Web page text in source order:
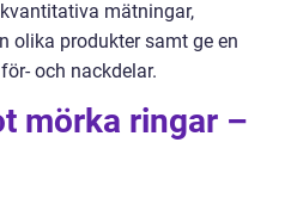
mätningar,
olika produkter samt ge en
och nackdelar.
mörka ringar –